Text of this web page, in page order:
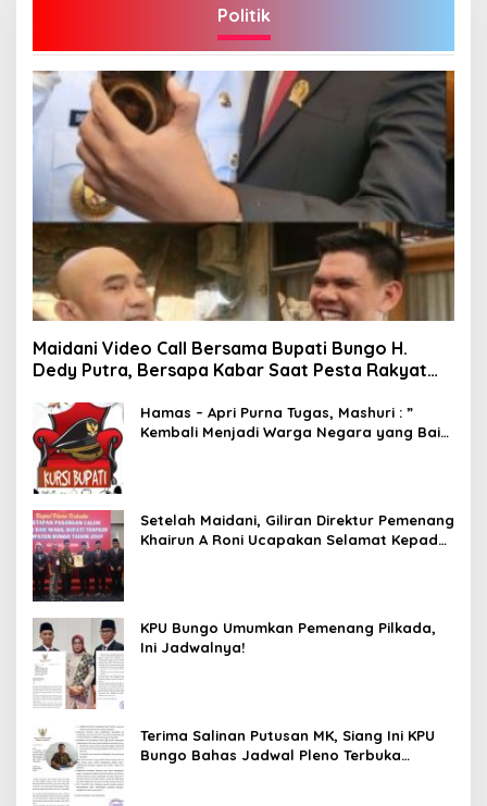
Politik
Maidani Video Call Bersama Bupati Bungo H.
Dedy Putra, Bersapa Kabar Saat Pesta Rakyat
Hamas – Apri Purna Tugas, Mashuri : ”
Kembali Menjadi Warga Negara yang Baik,
Setelah Maidani, Giliran Direktur Pemenang
Khairun A Roni Ucapakan Selamat Kepada
KPU Bungo Umumkan Pemenang Pilkada,
Ini Jadwalnya!
Terima Salinan Putusan MK, Siang Ini KPU
Bungo Bahas Jadwal Pleno Terbuka